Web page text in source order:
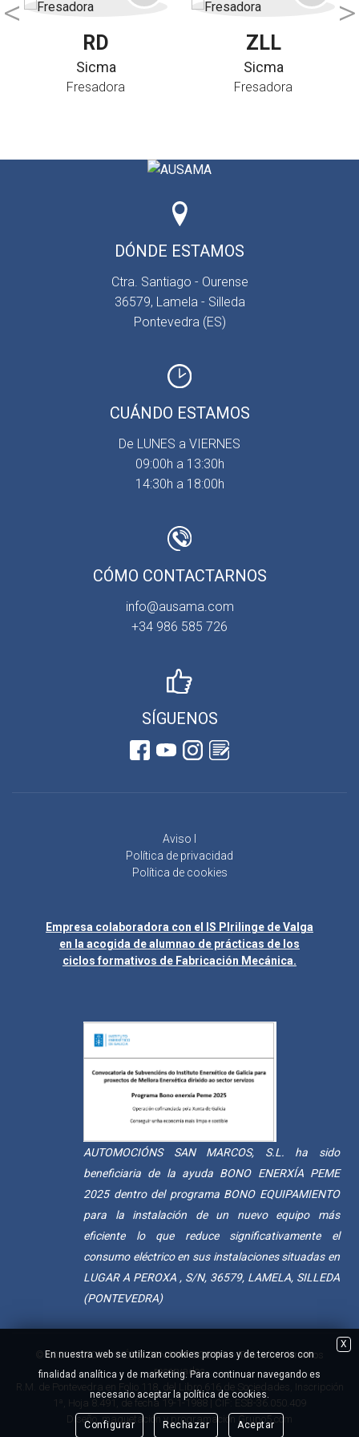
RD
Sicma
Fresadora
ZLL
Sicma
Fresadora
DÓNDE ESTAMOS
Ctra. Santiago - Ourense
36579, Lamela - Silleda
Pontevedra (ES)
CUÁNDO ESTAMOS
De LUNES a VIERNES
09:00h a 13:30h
14:30h a 18:00h
CÓMO CONTACTARNOS
info@ausama.com
+34 986 585 726
SÍGUENOS
Aviso l
Política de privacidad
Política de cookies
Empresa colaboradora con el IS Plrilinge de Valga
en la acogida de alumnao de prácticas de los
ciclos formativos de Fabricación Mecánica.
AUTOMOCIÓNS SAN MARCOS, S.L. ha sido
beneficiaria de la ayuda BONO ENERXÍA PEME
2025 dentro del programa BONO EQUIPAMIENTO
para la instalación de un nuevo equipo más
eficiente lo que reduce significativamente el
consumo eléctrico en sus instalaciones situadas en
LUGAR A PEROXA , S/N, 36579, LAMELA, SILLEDA
(PONTEVEDRA)
© 2021 AUTOMOCIÓNS SAN MARCOS S.L. - Todos los derechos
reservados
R.M. de Pontevedra en Folio 118, del Libro 616 de Sociedades, Inscripción
1ª, Hoja 8.491, de fecha 19-1-1988 | CIF: ESB-36.050.409
Diseño, maquetación y programación Grupo5.com
X
En nuestra web se utilizan cookies propias y de terceros con
finalidad analítica y de marketing. Para continuar navegando es
necesario aceptar la política de cookies.
Configurar Rechazar Aceptar